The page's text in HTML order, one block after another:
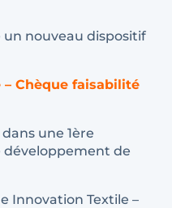
un nouveau dispositif
Chèque faisabilité
une 1ère
développement de
Innovation Textile –